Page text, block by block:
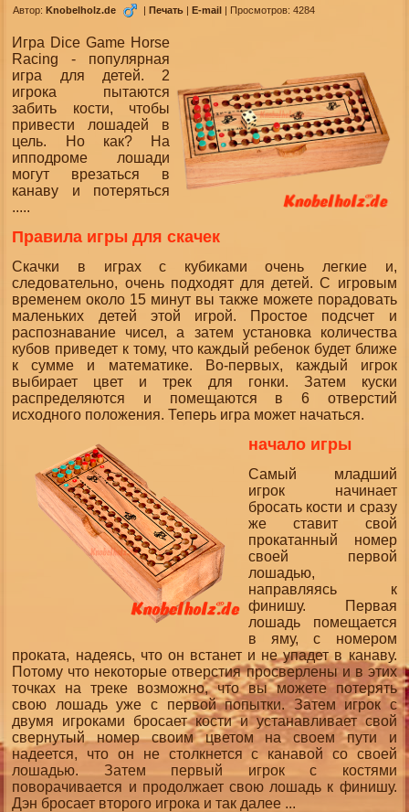
Автор:Knobelholz.de | Печать | E-mail | Просмотров: 4284
Игра Dice Game Horse
Racing - популярная
игра для детей. 2
игрока пытаются
забить кости, чтобы
привести лошадей в
цель. Но как? На
ипподроме лошади
могут врезаться в
канаву и потеряться
.....
Правила игры для скачек
Скачки в играх с кубиками очень легкие и,
следовательно, очень подходят для детей. С игровым
временем около 15 минут вы также можете порадовать
маленьких детей этой игрой. Простое подсчет и
распознавание чисел, а затем установка количества
кубов приведет к тому, что каждый ребенок будет ближе
к сумме и математике. Во-первых, каждый игрок
выбирает цвет и трек для гонки. Затем куски
распределяются и помещаются в 6 отверстий
исходного положения. Теперь игра может начаться.
начало игры
Самый младший
игрок начинает
бросать кости и сразу
же ставит свой
прокатанный номер
своей первой
лошадью,
направляясь к
финишу. Первая
лошадь помещается
в яму, с номером
проката, надеясь, что он встанет и не упадет в канаву.
Потому что некоторые отверстия просверлены и в этих
точках на треке возможно, что вы можете потерять
свою лошадь уже с первой попытки. Затем игрок с
двумя игроками бросает кости и устанавливает свой
свернутый номер своим цветом на своем пути и
надеется, что он не столкнется с канавой со своей
лошадью. Затем первый игрок с костями
поворачивается и продолжает свою лошадь к финишу.
Дэн бросает второго игрока и так далее ...